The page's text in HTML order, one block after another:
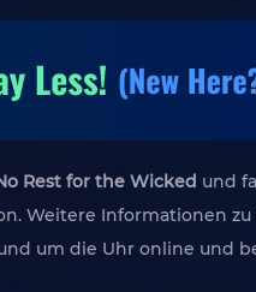
Rest for the Wicked und
Weitere Informationen
um die Uhr online und